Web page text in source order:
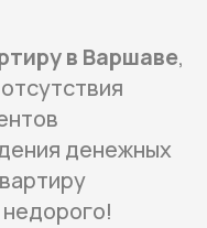
в Варшаве,
денежных